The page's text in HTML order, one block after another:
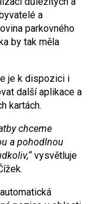
a
parkovného
by tak měla
je k dispozici i
další aplikace a
kartách.
chceme
a pohodlnou
vysvětluje